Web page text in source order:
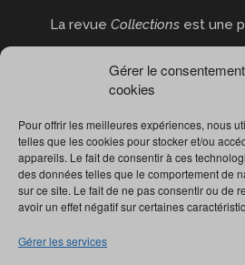
Gérer le
cookies
Pour offrir les meilleures expériences, nous
telles que les cookies pour stocker et/ou
appareils. Le fait de consentir à ces
des données telles que le comportement de
sur ce site. Le fait de ne pas consentir ou de
avoir un effet négatif sur certaines
Gérer les services
La revue Collections est une